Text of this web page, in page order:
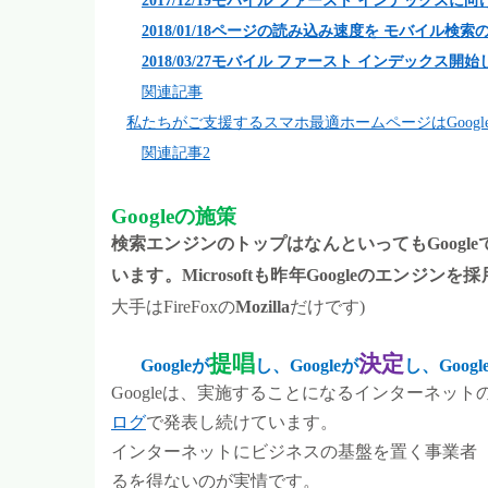
2018/01/18ページの読み込み速度を モバイル検索
2018/03/27モバイル ファースト インデックス開始
関連記事
私たちがご支援するスマホ最適ホームページは
関連記事2
Googleの施策
検索エンジンのトップはなんといっても
います。Microsoftも昨年Googleのエンジンを
大手はFireFoxのMozillaだけです)
Googleが提唱し、Googleが決定 し、
Googleは、実施することになるインターネット
ログで発表し続けています。
インターネットにビジネスの基盤を置く事業者
るを得ないのが実情です。